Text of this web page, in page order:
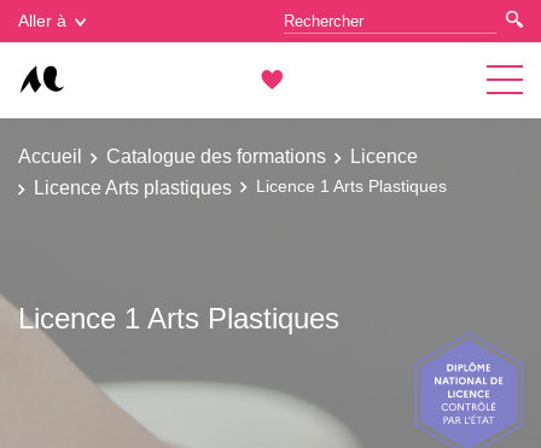
Aller à
Accueil Catalogue des formations
Licence
Licence Arts plastiques
Licence 1 Arts Plastiques
Licence 1 Arts Plastiques
Gestion des cookies